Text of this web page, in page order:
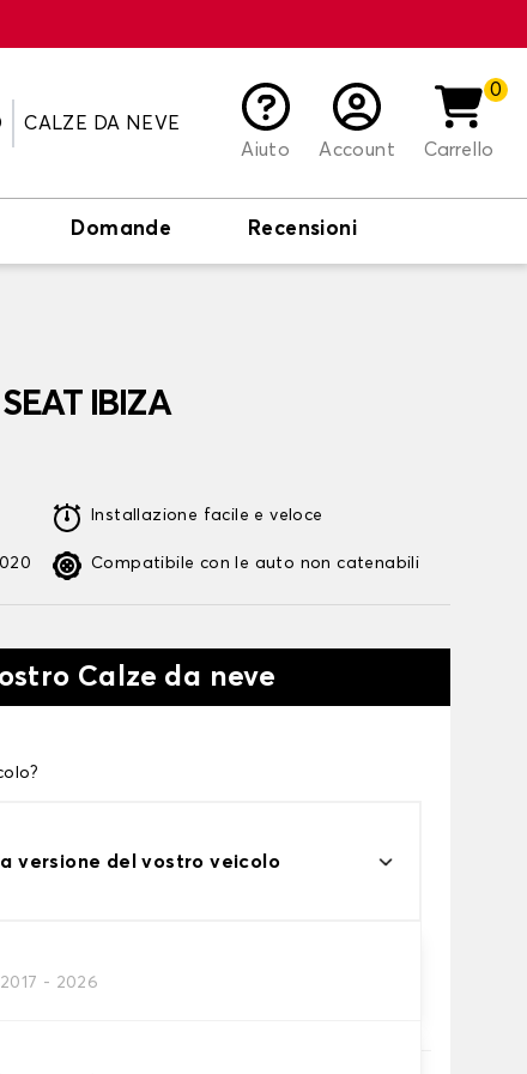
CALZE DA NEVE
Aiuto
Account
0
Carrello
Domande Recensioni
IBIZA
Installazione facile e veloce
Compatibile con le auto non catenabili
Calze da neve
versione del vostro veicolo
- 2026
alle tue necessità